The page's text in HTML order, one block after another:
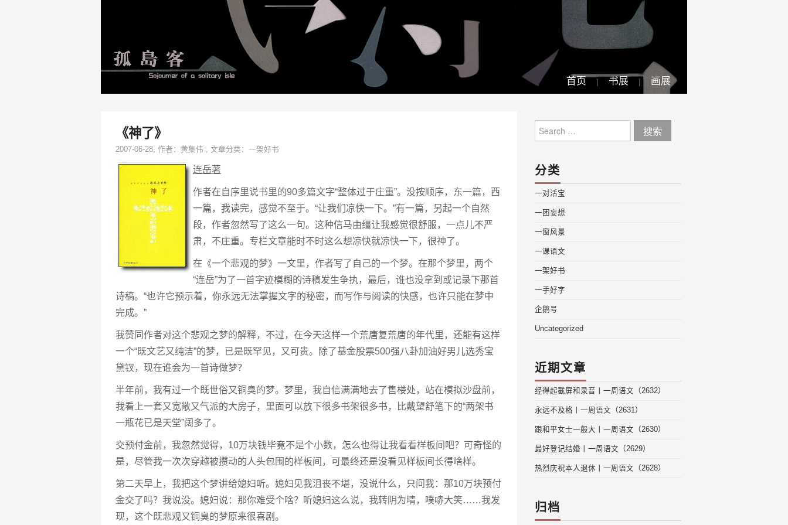
首页 书展 画展
《神了》
2007-06-28, 作者： 黄集伟 , 文章分类： 一架好书
连岳著
作者在自序里说书里的90多篇文字“整体过于庄重”。没按顺序，东一篇，西
一篇，我读完，感觉不至于。“让我们凉快一下。”有一篇，另起一个自然
段，作者忽然写了这么一句。这种信马由缰让我感觉很舒服，一点儿不严
肃，不庄重。专栏文章能时不时这么想凉快就凉快一下，很神了。
在《一个悲观的梦》一文里，作者写了自己的一个梦。在那个梦里，两个
“连岳”为了一首字迹模糊的诗稿发生争执，最后，谁也没拿到或记录下那首
诗稿。“也许它预示着，你永远无法掌握文字的秘密，而写作与阅读的快感，也许只能在梦中
完成。”
我赞同作者对这个悲观之梦的解释，不过，在今天这样一个荒唐复荒唐的年代里，还能有这样
一个“既文艺又纯洁”的梦，已是既罕见，又可贵。除了基金股票500强八卦加油好男儿选秀宝
黛钗，现在谁会为一首诗做梦？
半年前，我有过一个既世俗又铜臭的梦。梦里，我自信满满地去了售楼处，站在模拟沙盘前，
我看上一套又宽敞又气派的大房子，里面可以放下很多书架很多书，比戴望舒笔下的“两架书
一瓶花已是天堂”阔多了。
交预付金前，我忽然觉得，10万块钱毕竟不是个小数，怎么也得让我看看样板间吧？可奇怪的
是，尽管我一次次穿越被攒动的人头包围的样板间，可最终还是没看见样板间长得啥样。
第二天早上，我把这个梦讲给媳妇听。媳妇见我沮丧不堪，没说什么，只问我：那10万块预付
金交了吗？我说没。媳妇说：那你难受个啥？听媳妇这么说，我转阴为晴，噗哧大笑……我发
现，这个既悲观又铜臭的梦原来很喜剧。
for:
分类
一对活宝
一团妄想
一窗风景
一课语文
一架好书
一手好字
企鹅号
Uncategorized
近期文章
经得起截屏和录音丨一周语文（2632）
永远不及格丨一周语文（2631）
跟和平女士一般大丨一周语文（2630）
最好登记结婚丨一周语文（2629）
热烈庆祝本人退休丨一周语文（2628）
归档